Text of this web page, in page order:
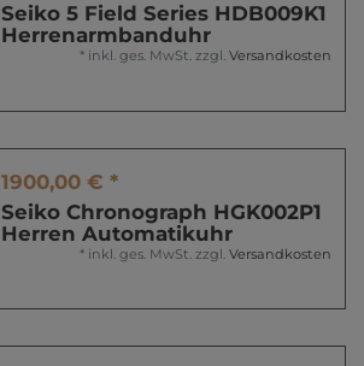
Seiko 5 Field Series HDB009K1
Herrenarmbanduhr
* inkl. ges. MwSt. zzgl. Versandkosten
1900,00 € *
Seiko Chronograph HGK002P1
Herren Automatikuhr
* inkl. ges. MwSt. zzgl. Versandkosten